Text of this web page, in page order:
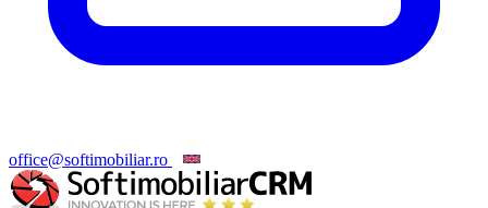
office@softimobiliar.ro